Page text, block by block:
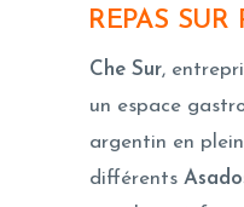
REPAS SUR
Che Sur,
un espace
argentin en
différents